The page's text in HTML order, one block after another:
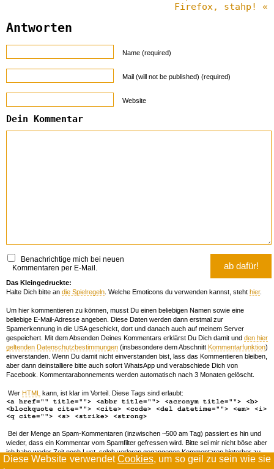
Diese Website verwendetCookies, um so geil zu sein wie sie
Firefox, stahp! «
Antworten
Name (required)
Mail (will not be published) (required)
Website
Dein Kommentar
Benachrichtige mich bei neuen
Kommentaren per E-Mail.
Das Kleingedruckte:
Halte Dich bitte an die Spielregeln . Welche Emoticons du verwenden kannst, steht hier.
Um hier kommentieren zu können, musst Du einen beliebigen Namen sowie eine
beliebige E-Mail-Adresse angeben. Diese Daten werden dann erstmal zur
Spamerkennung in die USA geschickt, dort und danach auch auf meinem Server
gespeichert. Mit dem Absenden Deines Kommentars erklärst Du Dich damit und den hier
geltenden Datenschutzbestimmungen (insbesondere dem Abschnitt Kommentarfunktion)
einverstanden. Wenn Du damit nicht einverstanden bist, lass das Kommentieren bleiben,
aber dann deinstalliere bitte auch sofort WhatsApp und verabschiede Dich von
Facebook. Kommentarabonnements werden automatisch nach 3 Monaten gelöscht.
Wer HTML kann, ist klar im Vorteil. Diese Tags sind erlaubt:
<a href="" title=""> <abbr title=""> <acronym title=""> <b>
<blockquote cite=""> <cite> <code> <del datetime=""> <em> <i>
<q cite=""> <s> <strike> <strong>
Bei der Menge an Spam-Kommentaren (inzwischen ~500 am Tag) passiert es hin und
wieder, dass ein Kommentar vom Spamfilter gefressen wird. Bitte sei mir nicht böse aber
ich habe weder Zeit noch Lust, solch verloren gegangenen Kommentaren hinterher zu
forschen. Wenn das öfters passiert, schreib' mir 'ne Mail damit ich dich whitelisten kann.